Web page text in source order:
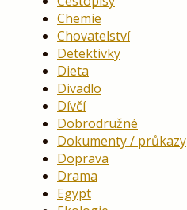
Chemie
Chovatelství
Detektivky
Dieta
Divadlo
Dívčí
Dobrodružné
Dokumenty / průkazy
Doprava
Drama
Egypt